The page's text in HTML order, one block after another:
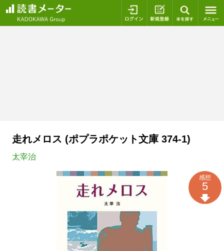
ログイン 新規登録
走れメロス (ポプラポケット文庫 374-1)
太宰治
感想
5